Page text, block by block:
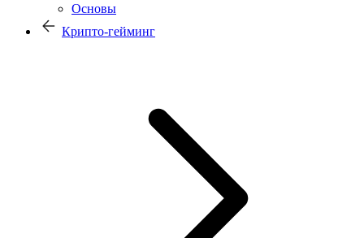
Основы
Крипто-гейминг